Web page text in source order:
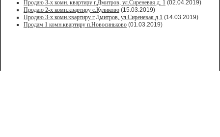
Продаю 3-х комн. квартиру г.Дмитров, ул.Сиреневая д. 1 (02.04.2019)
Продаю 2-х комн.квартиру с.Куликово (15.03.2019)
Продаю 3-х комн.квартиру г.Дмитров, ул.Сиреневая д.1 (14.03.2019)
Продам 1 комн.квартиру п.Новосиньково (01.03.2019)